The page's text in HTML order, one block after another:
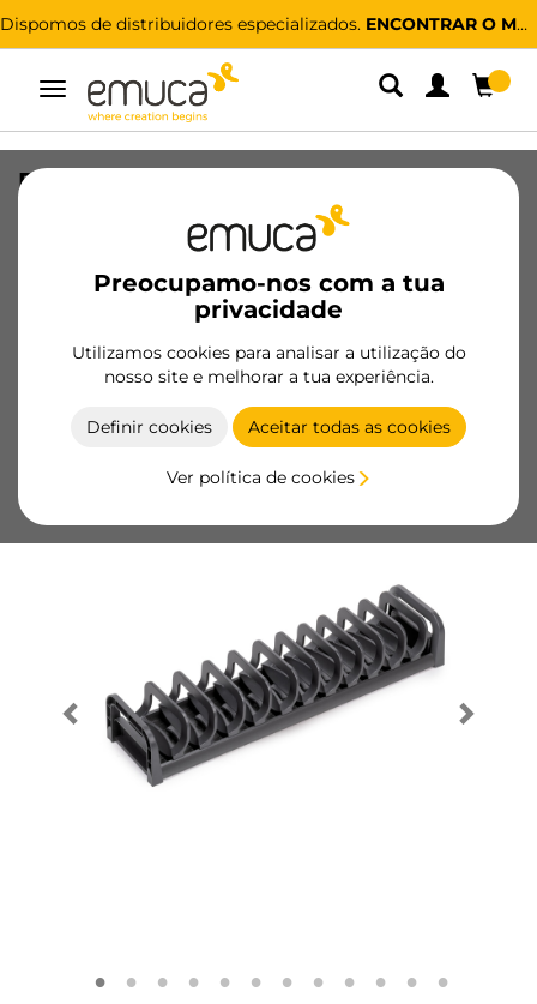
Dispomos de distribuidores especializados. ENCONTRAR O MAIS PRÓXIMO
Alternar
navegação
Preocupamo-nos com a tua
privacidade
Utilizamos cookies para analisar a utilização do
nosso site e melhorar a tua experiência.
Definir cookies Aceitar todas as cookies
Ver política de cookies
Porta-pratos Orderbox para gaveta,
120x470mm, Alumínio e Plástico, Gris
3069435/EAN 8432393306018
Tornar-se cliente
Ficha de produto